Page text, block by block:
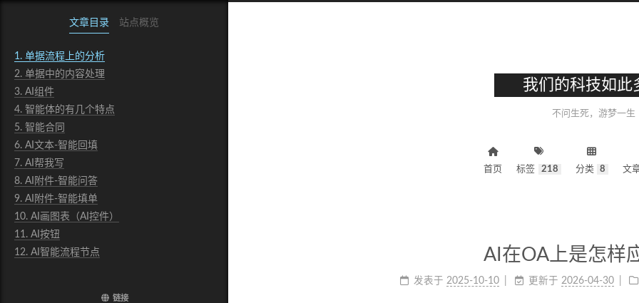
我们的科技如此
不问生死，游梦一生
首页 标签 218 分类 8 文
文章目录 站点概览
1. 单据流程上的分析
2. 单据中的内容处理
3. AI组件
4. 智能体的有几个特点
5. 智能合同
6. AI文本-智能回填
7. AI帮我写
8. AI附件-智能问答
9. AI附件-智能填单
10. AI画图表（AI控件）
11. AI按钮
12. AI智能流程节点
链接
AI在OA上是怎样
发表于 2025-10-10 更新于 2026-04-30